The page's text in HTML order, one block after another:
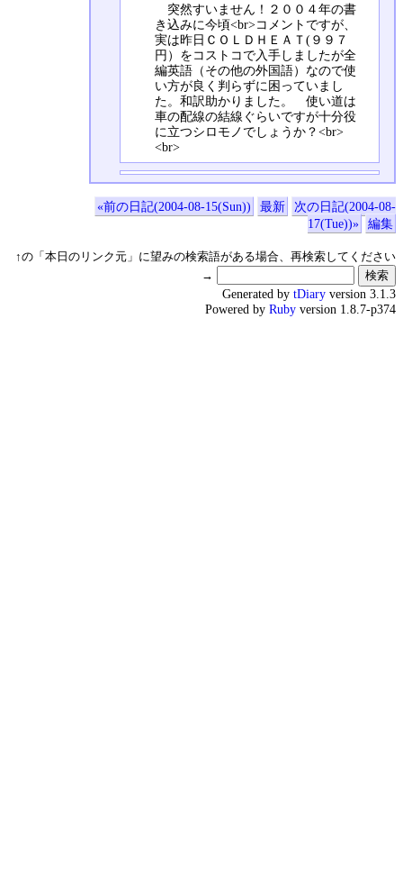
突然すいません！２００４年の書
き込みに今頃<br>コメントですが、
実は昨日ＣＯＬＤＨＥＡＴ(９９７
円）をコストコで入手しましたが全
編英語（その他の外国語）なので使
い方が良く判らずに困っていまし
た。和訳助かりました。 使い道は
車の配線の結線ぐらいですが十分役
に立つシロモノでしょうか？<br>
<br>
«前の日記(2004-08-15(Sun)) 最新
次の日記(2004-08-
17(Tue))»
編集
↑の「本日のリンク元」に望みの検索語がある場合、再検索してください
→
Generated by tDiary version 3.1.3
Powered by Ruby version 1.8.7-p374